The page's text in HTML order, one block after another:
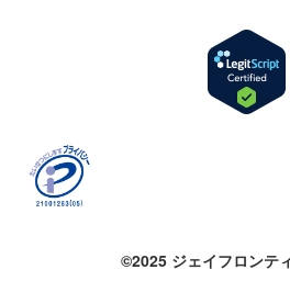
©2025 ジェイフロンテ